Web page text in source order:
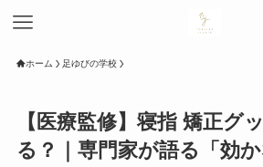
ホーム 足ゆびの学校
【医療監修】寝指 矯正グ
る？｜専門家が語る「効か